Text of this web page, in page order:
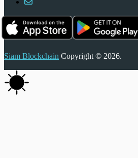
Siam Blockchain Copyright © 2026.